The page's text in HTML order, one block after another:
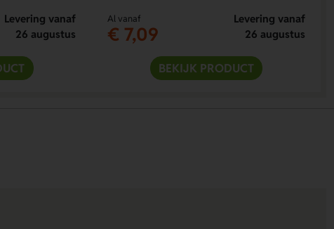
Levering vanaf
26 augustus
Al vanaf
€ 7,09
Levering vanaf
26 augustus
BEKIJK PRODUCT